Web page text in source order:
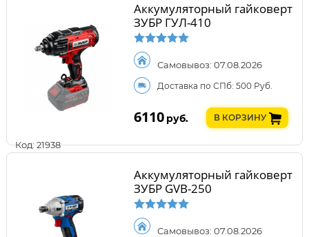
Код: 21938
Аккумуляторный гайковерт
ЗУБР ГУЛ-410
Самовывоз: 07.08.2026
Доставка по СПб: 500 Руб.
6110 руб. В КОРЗИНУ
Аккумуляторный гайковерт
ЗУБР GVB-250
Самовывоз: 07.08.2026